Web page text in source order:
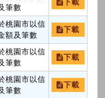
筆數
下載
桃園市以信
額及筆數
下載
桃園市以信
筆數
下載
桃園市以信
筆數
下載